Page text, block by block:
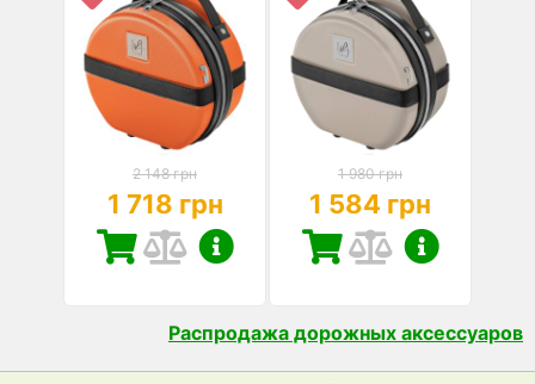
2 148 грн
1 718 грн
1 980 грн
1 584 грн
Распродажа дорожных аксессуаров